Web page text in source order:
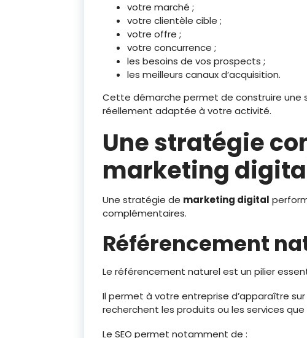
votre marché ;
votre clientèle cible ;
votre offre ;
votre concurrence ;
les besoins de vos prospects ;
les meilleurs canaux d’acquisition.
Cette démarche permet de construire une
réellement adaptée à votre activité.
Une stratégie
marketing
Une stratégie de marketing digital
complémentaires.
Référencement
Le référencement naturel est un pilier
Il permet à votre entreprise d’apparaître
recherchent les produits ou les services que
Le SEO permet notamment de :